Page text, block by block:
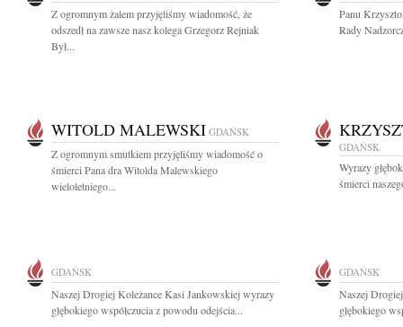
Z ogromnym żalem przyjęliśmy wiadomość, że
odszedł na zawsze nasz kolega Grzegorz Rejniak
Był...
Panu
Rady
WITOLD MALEWSKI GDAŃSK
Z ogromnym smutkiem przyjęliśmy wiadomość o
śmierci Pana dra Witolda Malewskiego
wieloletniego...
GDAŃSK
Wyrazy
śmierci
GDAŃSK
Naszej Drogiej Koleżance Kasi Jankowskiej wyrazy
głębokiego współczucia z powodu odejścia...
GDAŃSK
Naszej
głębokiego